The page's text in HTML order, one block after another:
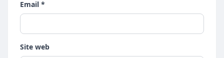
Email *
Site web